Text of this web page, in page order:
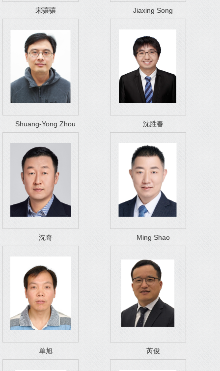
宋骧骧 Jiaxing Song
Shuang-Yong Zhou 沈胜春
沈奇 Ming Shao
单旭 芮俊